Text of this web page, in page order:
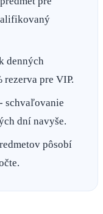
denných
pre VIP.
schvaľovanie
dní navyše.
pôsobí